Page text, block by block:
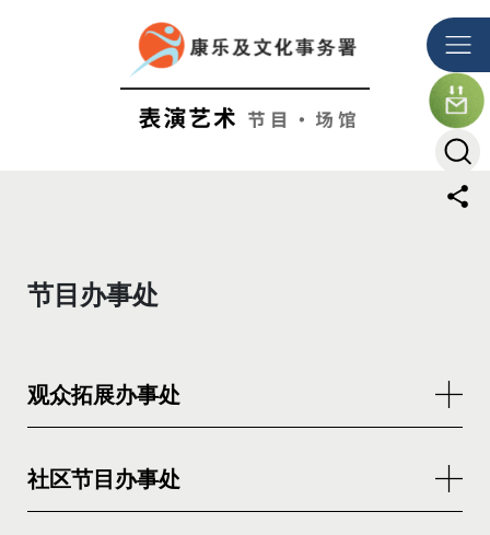
跳到主要内容
节目办事处
观众拓展办事处
社区节目办事处